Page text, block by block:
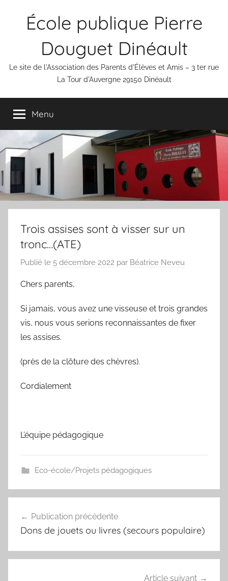
École publique Pierre
Douguet Dinéault
Le site de l'Association des Parents d'Élèves et Amis – 3 ter rue
La Tour d'Auvergne 29150 Dinéault
Menu
Trois assises sont à visser sur un
tronc…(ATE)
Publié le 5 décembre 2022 par Béatrice Neveu
Chers parents,
Si jamais, vous avez une visseuse et trois grandes
vis, nous vous serions reconnaissantes de fixer
les assises.
(près de la clôture des chèvres).
Cordialement
L’équipe pédagogique
Eco-école/Projets pédagogiques
de
Publication précédente
Dons de jouets ou livres (secours populaire)
Article suivant